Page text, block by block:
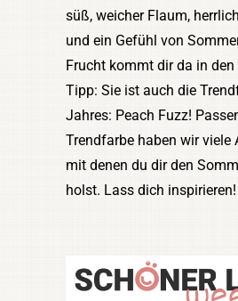
süß, weicher Flaum,
und ein Gefühl von
Frucht kommt dir da in den
Tipp: Sie ist auch die
Jahres: Peach Fuzz!
Trendfarbe haben wir viele
mit denen du dir den
holst. Lass dich inspirieren!